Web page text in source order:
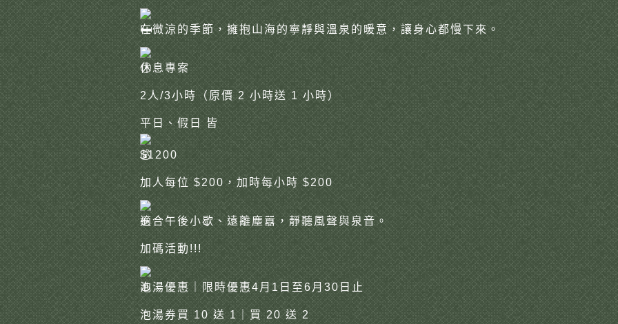
在微涼的季節，擁抱山海的寧靜與溫泉的暖意，讓身心都慢下來。
休息專案
2人/3小時（原價 2 小時送 1 小時）
平日、假日 皆
$1200
加人每位 $200，加時每小時 $200
適合午後小歇、遠離塵囂，靜聽風聲與泉音。
加碼活動!!!
泡湯優惠｜限時優惠4月1日至6月30日止
泡湯券買 10 送 1｜買 20 送 2